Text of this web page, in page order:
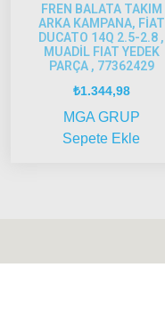
1995-
2001
Brava
Bravo
İdea
FREN BALATA TAKIM
ARKA KAMPANA, FİAT
DUCATO 14Q 2.5-2.8 ,
MUADİL FIAT YEDEK
PARÇA , 77362429
₺1.344,98
MGA GRUP
Sepete Ekle